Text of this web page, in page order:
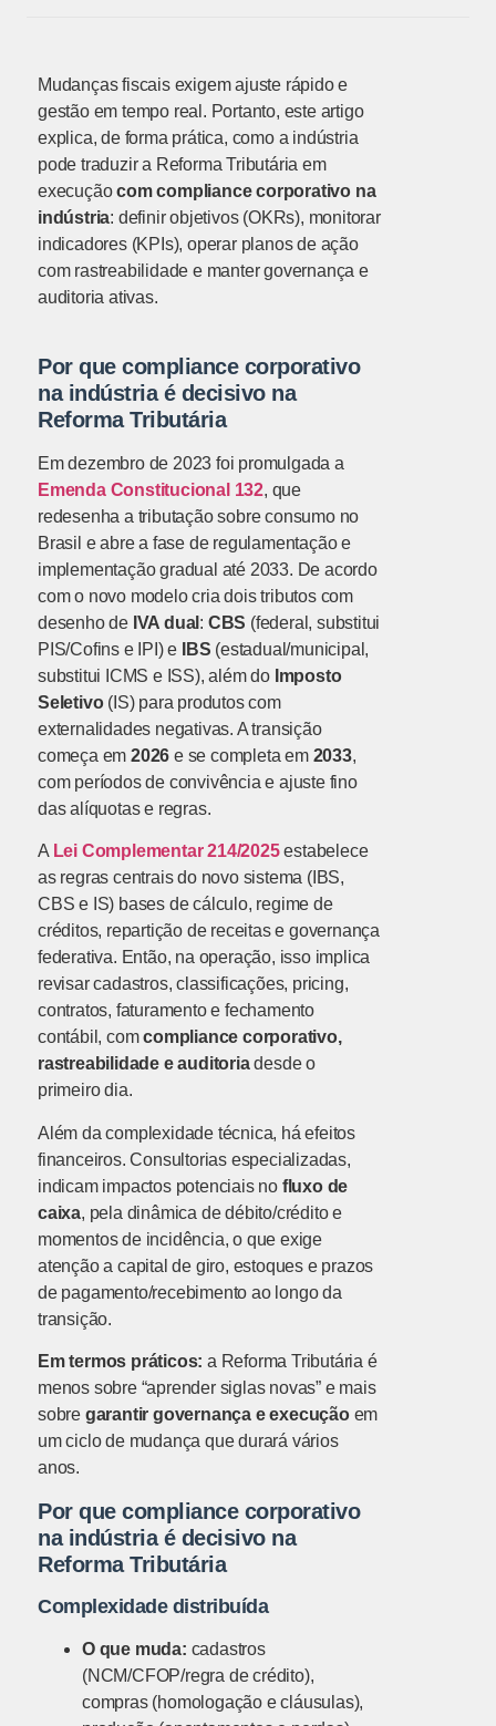
Mudanças fiscais exigem ajuste rápido e
gestão em tempo real. Portanto, este artigo
explica, de forma prática, como a indústria
pode traduzir a Reforma Tributária em
execuçãocom compliance corporativo na
indústria: definir objetivos (OKRs), monitorar
indicadores (KPIs), operar planos de ação
com rastreabilidade e manter governança e
auditoria ativas.
Por que compliance corporativo
na indústria é decisivo na
Reforma Tributária
Em dezembro de 2023 foi promulgada a
Emenda Constitucional 132, que
redesenha a tributação sobre consumo no
Brasil e abre a fase de regulamentação e
implementação gradual até 2033. De acordo
com o novo modelo cria dois tributos com
desenho de IVA dual : CBS (federal, substitui
PIS/Cofins e IPI) e
IBS (estadual/municipal,
substitui ICMS e ISS), além do Imposto
Seletivo(IS) para produtos com
externalidades negativas. A transição
começa em2026 e se completa em 2033,
com períodos de convivência e ajuste fino
das alíquotas e regras.
A Lei Complementar 214/2025estabelece
as regras centrais do novo sistema (IBS,
CBS e IS) bases de cálculo, regime de
créditos, repartição de receitas e governança
federativa. Então, na operação, isso implica
revisar cadastros, classificações, pricing,
contratos, faturamento e fechamento
contábil, comcompliance corporativo,
rastreabilidade e auditoriadesde o
primeiro dia.
Além da complexidade técnica, há efeitos
financeiros. Consultorias especializadas,
indicam impactos potenciais no fluxo de
caixa, pela dinâmica de débito/crédito e
momentos de incidência, o que exige
atenção a capital de giro, estoques e prazos
de pagamento/recebimento ao longo da
transição.
Em termos práticos: a Reforma Tributária é
menos sobre “aprender siglas novas” e mais
sobre garantir governança e execuçãoem
um ciclo de mudança que durará vários
anos.
Por que compliance corporativo
na indústria é decisivo na
Reforma Tributária
Complexidade distribuída
O que muda: cadastros
(NCM/CFOP/regra de crédito),
compras (homologação e cláusulas),